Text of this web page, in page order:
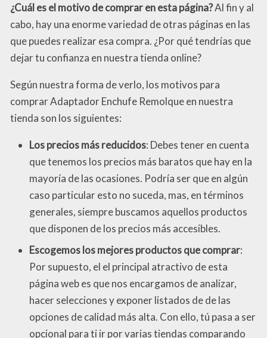
¿Cuál es el motivo de comprar en esta página?Al fin y al
cabo, hay una enorme variedad de otras páginas en las
que puedes realizar esa compra. ¿Por qué tendrías que
dejar tu confianza en nuestra tienda online?
Según nuestra forma de verlo, los motivos para
comprar Adaptador Enchufe Remolque en nuestra
tienda son los siguientes:
Los precios más reducidos: Debes tener en cuenta
que tenemos los precios más baratos que hay en la
mayoría de las ocasiones. Podría ser que en algún
caso particular esto no suceda, mas, en términos
generales, siempre buscamos aquellos productos
que disponen de los precios más accesibles.
Escogemos los mejores productos que comprar:
Por supuesto, el el principal atractivo de esta
página web es que nos encargamos de analizar,
hacer selecciones y exponer listados de de las
opciones de calidad más alta. Con ello, tú pasa a ser
opcional para ti ir por varias tiendas comparando